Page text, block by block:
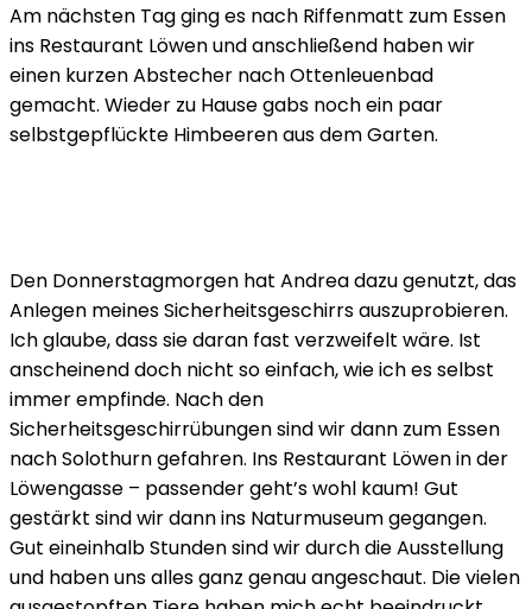
Am nächsten Tag ging es nach Riffenmatt zum Essen
ins Restaurant Löwen und anschließend haben wir
einen kurzen Abstecher nach Ottenleuenbad
gemacht. Wieder zu Hause gabs noch ein paar
selbstgepflückte Himbeeren aus dem Garten.
Den Donnerstagmorgen hat Andrea dazu genutzt, das
Anlegen meines Sicherheitsgeschirrs auszuprobieren.
Ich glaube, dass sie daran fast verzweifelt wäre. Ist
anscheinend doch nicht so einfach, wie ich es selbst
immer empfinde. Nach den
Sicherheitsgeschirrübungen sind wir dann zum Essen
nach Solothurn gefahren. Ins Restaurant Löwen in der
Löwengasse – passender geht’s wohl kaum! Gut
gestärkt sind wir dann ins Naturmuseum gegangen.
Gut eineinhalb Stunden sind wir durch die Ausstellung
und haben uns alles ganz genau angeschaut. Die vielen